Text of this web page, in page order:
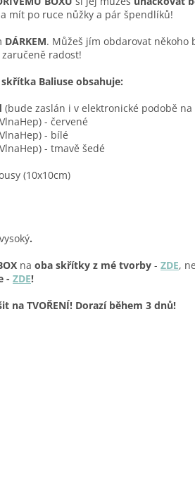
mít po ruce nůžky a pár špendlíků!
DÁRKEM. Můžeš jím obdarovat někoho
radost!
skřítka Baliuse obsahuje:
(bude zaslán i v elektronické podobě na
- červené
- bílé
- tmavě šedé
(10x10cm)
vysoký.
na oba skřítky z mé tvorby - ZDE,
- ZDE!
na TVOŘENÍ! Dorazí během 3 dnů!